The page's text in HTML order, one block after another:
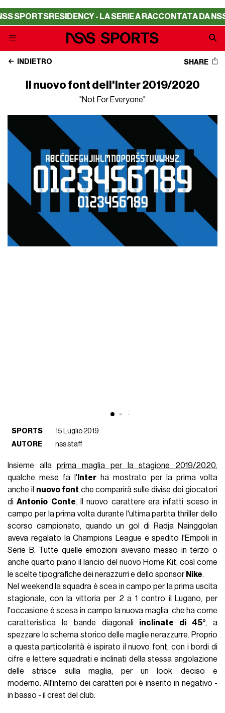
RESIDENCY - LA SERIE A RACCONTATA DA NSS
INDIETRO SHARE
Il nuovo font dell'Inter 2019/2020
"Not For Everyone"
SPORTS
15 Luglio 2019
AUTORE
nss staff
Insieme allaprima maglia per la stagione 2019/2020,
qualche mese fa l' Inter ha mostrato per la prima volta
anche il nuovo font che comparirà sulle divise dei giocatori
diAntonio Conte. Il nuovo carattere era infatti sceso in
campo per la prima volta durante l'ultima partita thriller dello
scorso campionato, quando un gol di Radja Nainggolan
aveva regalato la Champions League e spedito l'Empoli in
Serie B. Tutte quelle emozioni avevano messo in terzo o
anche quarto piano il lancio del nuovo Home Kit, così come
le scelte tipografiche dei nerazzurri e dello sponsor Nike.
Nel weekend la squadra è scea in campo per la prima uscita
stagionale, con la vittoria per 2 a 1 contro il Lugano, per
l'occasione è scesa in campo la nuova maglia, che ha come
caratteristica le bande diagonali inclinate di 45°, a
spezzare lo schema storico delle maglie nerazzurre. Proprio
a questa particolarità è ispirato il nuovo font, con i bordi di
cifre e lettere squadrati e inclinati della stessa angolazione
delle strisce sulla maglia, per un look deciso e
moderno. All'interno dei caratteri poi è inserito in negativo -
in basso - il crest del club.